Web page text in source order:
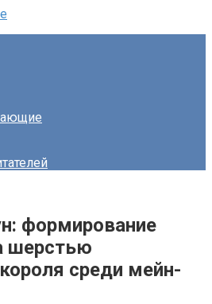
формирование
шерстью
среди мейн-